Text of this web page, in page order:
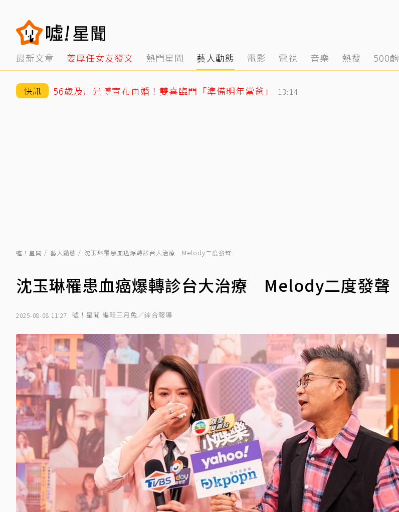
最新文章 姜厚任女友發文 熱門星聞 藝人動態 電影 電視 音樂 熱搜 500齣
快訊 56歲及川光博宣布再婚！雙喜臨門「準備明年當爸」 13:14
噓！星聞 藝人動態 沈玉琳罹患血癌爆轉診台大治療 Melody二度發聲
沈玉琳罹患血癌爆轉診台大治療 Melody二度發聲
2025-08-08 11:27 噓！星聞 編輯三月兔／綜合報導